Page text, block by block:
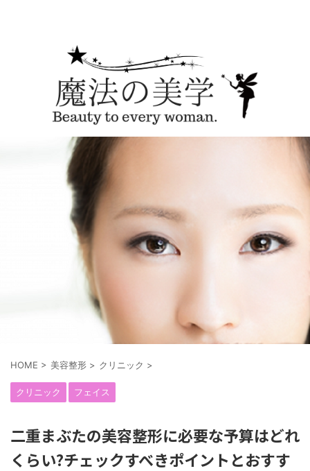
HOME > 美容整形 > クリニック >
クリニック フェイス
二重まぶたの美容整形に必要な予算はどれ
くらい?チェックすべきポイントとおすす